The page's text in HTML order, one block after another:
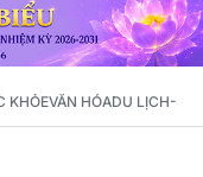
KHỎEVĂN HÓADU LỊCH-